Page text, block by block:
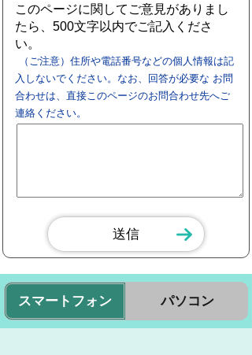
このページに関してご意見がありまし
たら、500文字以内でご記入くださ
い。
（ご注意）住所や電話番号などの個人情報は記
入しないでください。なお、回答が必要な お問
合わせは、直接このページのお問合わせ先へご
連絡ください。
スマートフォン パソコン